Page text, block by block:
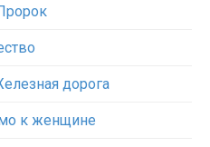
дорога
к женщине